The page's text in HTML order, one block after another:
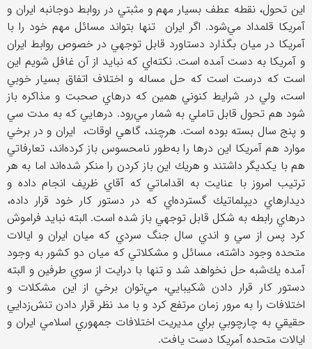
اين تحول، نقطه عطف بسيار مهم و مثبتي در روابط دوجانبه ايران و
آمريكا قلمداد مي‌شود. اگر ايران تنها بتواند مسائل مهم خود را با
آمريكا در ميان بگذارد دستاورد قابل توجهي در خصوص روابط ايران
و آمريكا به دست آمده است. نكته‌اي كه نبايد از آن غافل شويم اين
است كه درست است كه حل مساله و اختلاف اتفاق بسيار خوبي
است، ولي در شرايط كنوني همين كه درهاي صحبت و مذاكره باز
شود هم تحول قابل تاملي به شمار مي‌رود. درهايي كه به مدت سي
و پنج سال بسته بوده است. هرچند، گاهي اوقات، ايران و در برخي
موارد هم آمريكا اين درها را به‌طور نامحسوس باز كرده‌اند، تعارفاتي
هم با يكديگر داشتند و هريك اين باز كردن را منكر شده‌اند اما به هر
ترتيب امروز با عنايت به اقداماتي كه آقاي ظريف انجام داده و
ديدارهاي ديپلماتيك گسترده‌اي كه در دستور كار خود قرار داده،
درهاي رابطه به شكل قابل توجهي باز شده است. البته نبايد فراموش
كرد پس از سي و اندي سال جنگ سردي كه ميان ايران و ايالات
متحده وجود داشته، مسائل و مشكلاتي كه ميان دو كشور به وجود
آمده يك‌شبه حل نخواهد شد و تنها با درايت از سوي طرفين و البته
دستور كار قرار دادن شكيبايي، مي‌توان برخي از اين مشكلات و
اختلافات را به مرور زمان مرتفع كرد و با مد نظر قرار دادن تنش‌زدايي
حقيقي به چارچوبي براي مديريت اختلافات جمهوري اسلامي ايران و
ايالات متحده آمريكا دست يافت.